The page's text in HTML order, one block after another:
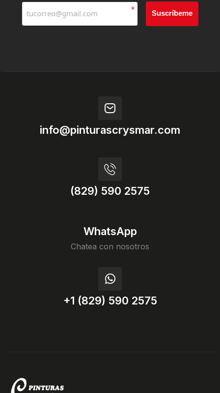
* Suscríbeme
info@pinturascrysmar.com
(829) 590 2575
WhatsApp
Chatea con nosotros
+1 (829) 590 2575